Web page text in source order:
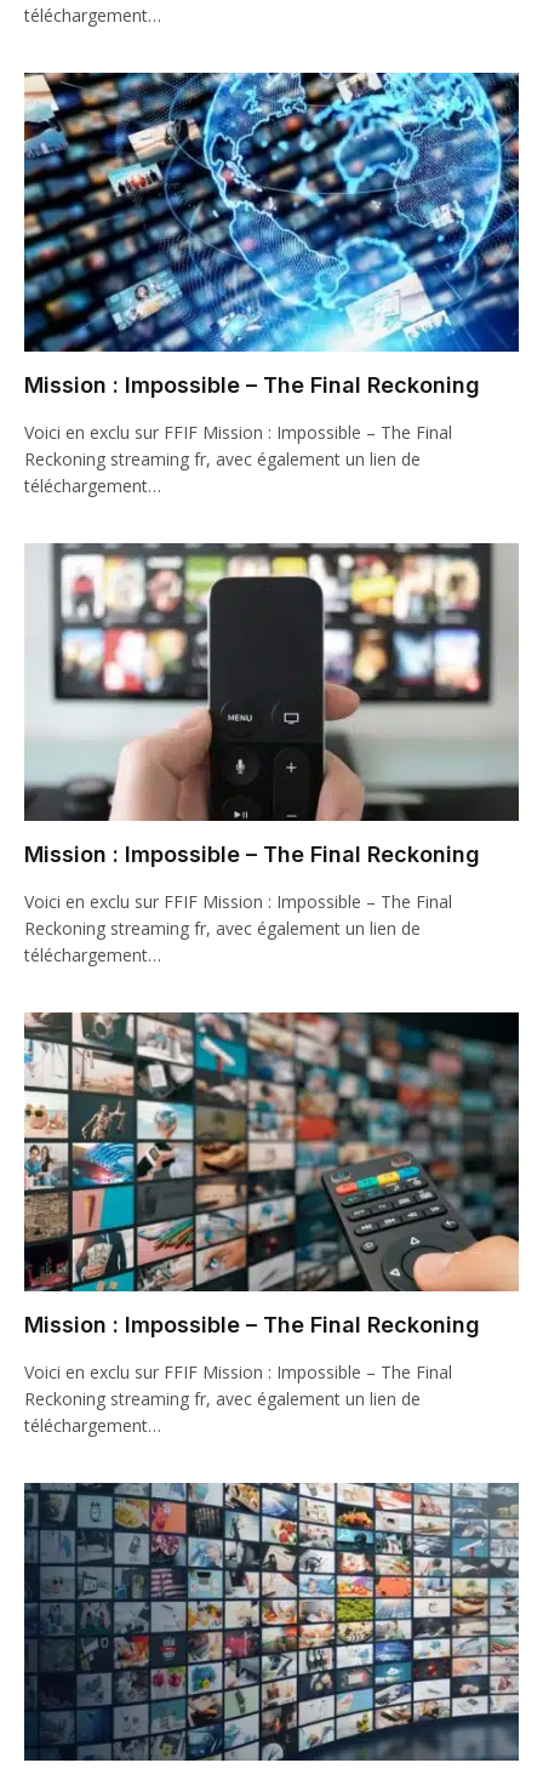
téléchargement…
Mission : Impossible – The Final Reckoning
Voici en exclu sur FFIF Mission : Impossible – The Final
Reckoning streaming fr, avec également un lien de
téléchargement…
Mission : Impossible – The Final Reckoning
Voici en exclu sur FFIF Mission : Impossible – The Final
Reckoning streaming fr, avec également un lien de
téléchargement…
Mission : Impossible – The Final Reckoning
Voici en exclu sur FFIF Mission : Impossible – The Final
Reckoning streaming fr, avec également un lien de
téléchargement…